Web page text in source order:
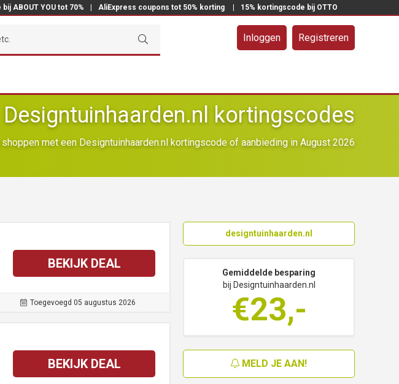
bij ABOUT YOU tot 70% AliExpress coupons tot 50% korting 15% kortingscode bij OTTO
Inloggen Registreren
Designtuinhaarden.nl kortingscodes
met een Designtuinhaarden.nl kortingscode of aanbieding in August 2026
BEKIJK DEAL
Toegevoegd 05 augustus 2026
BEKIJK DEAL
designtuinhaarden.nl
Gemiddelde besparing
bij Designtuinhaarden.nl
€23,-
MELD JE AAN!